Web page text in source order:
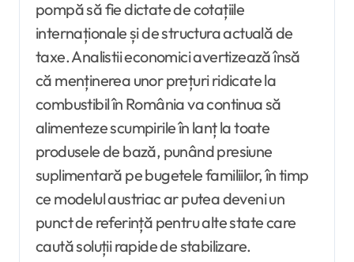
pompă să fie dictate de cotațiile
internaționale și de structura actuală de
taxe. Analistii economici avertizează însă
că menținerea unor prețuri ridicate la
combustibil în România va continua să
alimenteze scumpirile în lanț la toate
produsele de bază, punând presiune
suplimentară pe bugetele familiilor, în timp
ce modelul austriac ar putea deveni un
punct de referință pentru alte state care
caută soluții rapide de stabilizare.